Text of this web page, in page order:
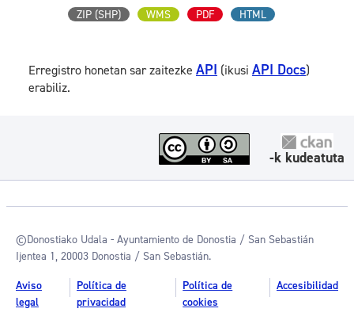
ZIP (SHP) WMS PDF HTML
Erregistro honetan sar zaitezke API (ikusi API Docs)
erabiliz.
-k kudeatuta
©Donostiako Udala - Ayuntamiento de Donostia / San Sebastián
Ijentea 1, 20003 Donostia / San Sebastián.
Aviso
legal
Política de
privacidad
Política de
cookies
Accesibilidad